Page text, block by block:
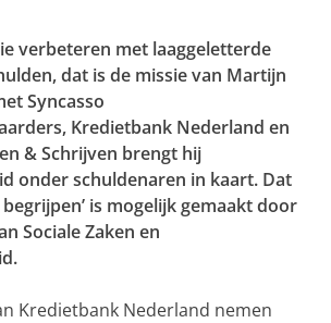
verbeteren met laaggeletterde
dat is de missie van Martijn
Syncasso
Kredietbank Nederland en
& Schrijven brengt hij
onder schuldenaren in kaart. Dat
begrijpen’ is mogelijk gemaakt door
Sociale Zaken en
Kredietbank Nederland nemen